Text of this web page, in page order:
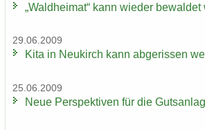
„Wald­hei­mat“ kann wie­der be­wal­det
29.06.2009
Kita in Neu­kirch kann ab­ge­ris­sen
25.06.2009
Neue Per­spek­ti­ven für die